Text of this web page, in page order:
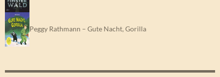
Peggy Rathmann – Gute Nacht, Gorilla